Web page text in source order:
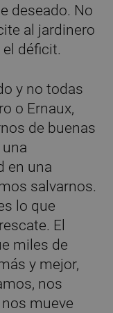
deseado. No
al jardinero
déficit.
y no todas
o Ernaux,
de buenas
en una
salvarnos.
lo que
El
miles de
y mejor,
nos
mueve